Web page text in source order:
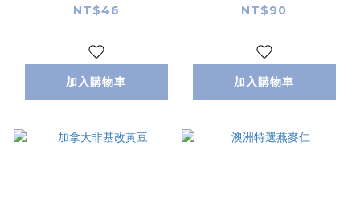
NT$46
加入購物車
NT$90
加入購物車